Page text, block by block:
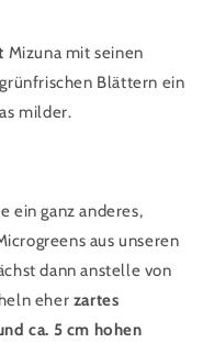
Mizuna mit seinen
Blättern ein
milder.
ein ganz anderes,
aus unseren
dann anstelle von
eher zartes
ca. 5 cm hohen